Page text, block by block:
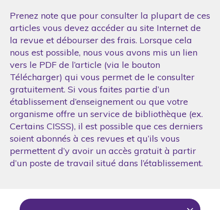
Prenez note que pour consulter la plupart de ces
articles vous devez accéder au site Internet de
la revue et débourser des frais. Lorsque cela
nous est possible, nous vous avons mis un lien
vers le PDF de l’article (via le bouton
Télécharger) qui vous permet de le consulter
gratuitement. Si vous faites partie d’un
établissement d’enseignement ou que votre
organisme offre un service de bibliothèque (ex.
Certains CISSS), il est possible que ces derniers
soient abonnés à ces revues et qu’ils vous
permettent d’y avoir un accès gratuit à partir
d’un poste de travail situé dans l’établissement.